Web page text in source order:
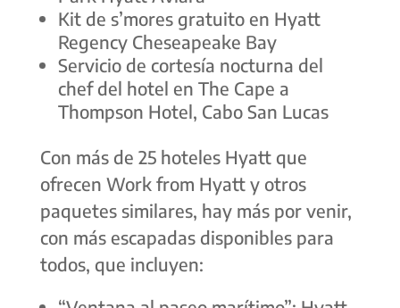
Kit de s’mores gratuito en Hyatt
Regency Cheseapeake Bay
Servicio de cortesía nocturna del
chef del hotel en The Cape a
Thompson Hotel, Cabo San Lucas
Con más de 25 hoteles Hyatt que
ofrecen Work from Hyatty otros
paquetes similares, hay más por venir,
con más escapadas disponibles para
todos, que incluyen: